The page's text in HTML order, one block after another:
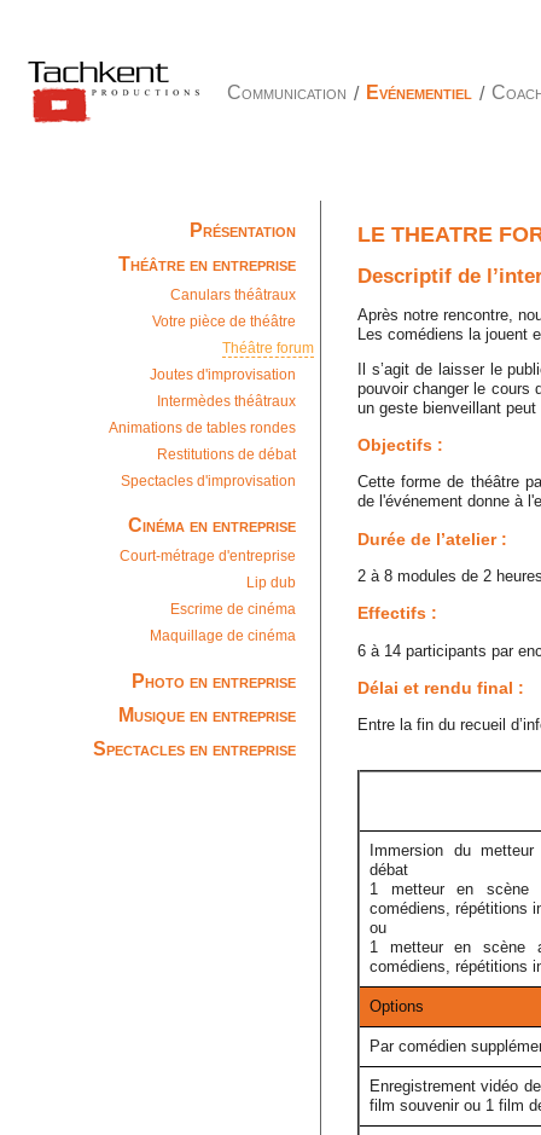
Communication / Evénementiel /
Présentation
Théâtre en entreprise
Canulars théâtraux
Votre pièce de théâtre
Théâtre forum
Joutes d'improvisation
Intermèdes théâtraux
Animations de tables rondes
Restitutions de débat
Spectacles d'improvisation
Cinéma en entreprise
Court-métrage d'entreprise
Lip dub
Escrime de cinéma
Maquillage de cinéma
Photo en entreprise
Musique en entreprise
Spectacles en entreprise
LE THEATRE
Descriptif de
Après notre rencontre,
Les comédiens la jouent
Il s’agit de laisser le
pouvoir changer le cours
un geste bienveillant
Objectifs :
Cette forme de théâtre
de l'événement donne à
Durée de l’atelier :
2 à 8 modules de 2
Effectifs :
6 à 14 participants par
Délai et rendu final :
Entre la fin du recueil
Immersion du
débat
1 metteur en scène
comédiens, répétitions
ou
1 metteur en scène
comédiens, répétitions
Options
Par comédien
Enregistrement vidéo
film souvenir ou 1 film